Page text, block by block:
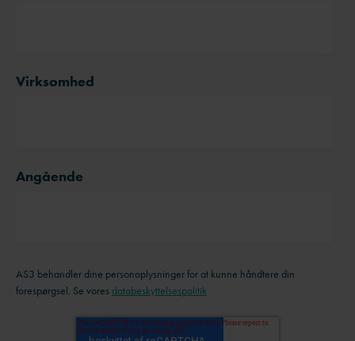
Virksomhed
Angående
AS3 behandler dine personoplysninger for at kunne håndtere din
forespørgsel. Se vores databeskyttelsespolitik